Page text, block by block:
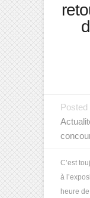
Posted
C’est
à
heure